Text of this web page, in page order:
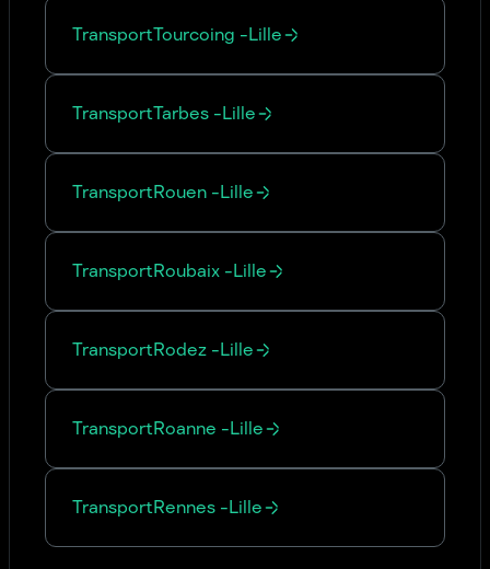
TransportTourcoing -Lille
TransportTarbes -Lille
TransportRouen -Lille
TransportRoubaix -Lille
TransportRodez -Lille
TransportRoanne -Lille
TransportRennes -Lille